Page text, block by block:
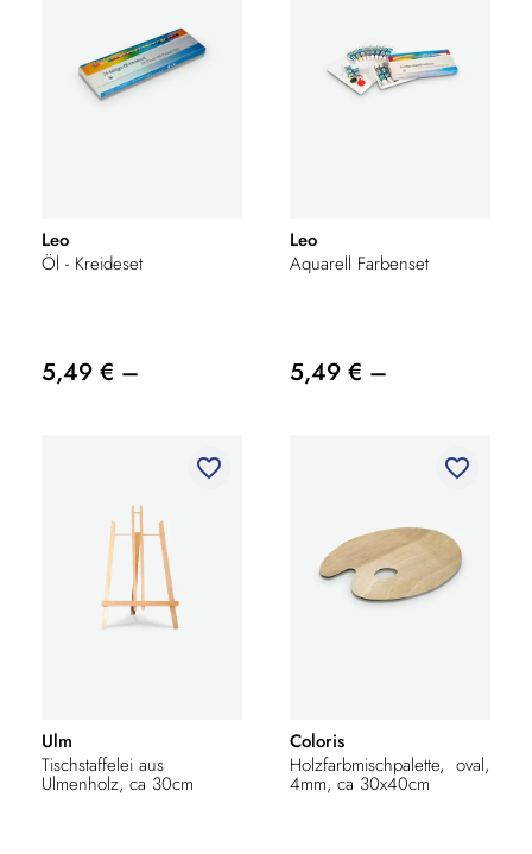
Leo
Öl - Kreideset
5,49 € –
Leo
Aquarell Farbenset
5,49 € –
favorite_border
Ulm
Tischstaffelei aus
Ulmenholz, ca 30cm
favorite_border
Coloris
Holzfarbmischpalette, oval,
4mm, ca 30x40cm